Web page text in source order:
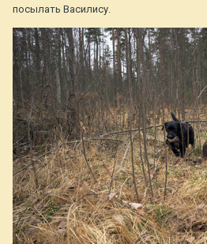
посылать Василису.